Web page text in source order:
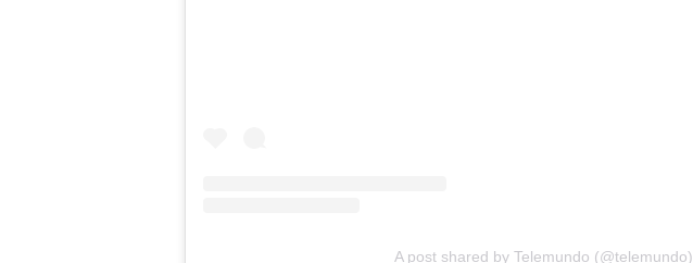
A post shared by Telemundo (@telemundo)